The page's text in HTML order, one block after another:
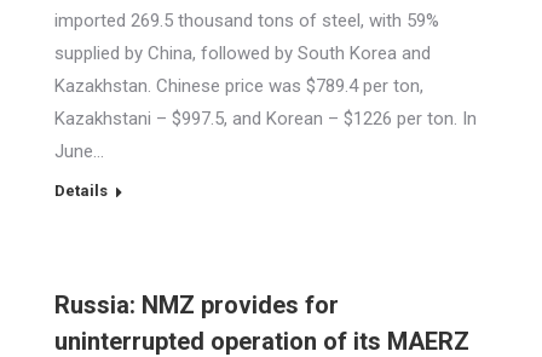
imported 269.5 thousand tons of steel, with 59%
supplied by China, followed by South Korea and
Kazakhstan. Chinese price was $789.4 per ton,
Kazakhstani – $997.5, and Korean – $1226 per ton. In
June…
Details
Russia: NMZ provides for
uninterrupted operation of its MAERZ